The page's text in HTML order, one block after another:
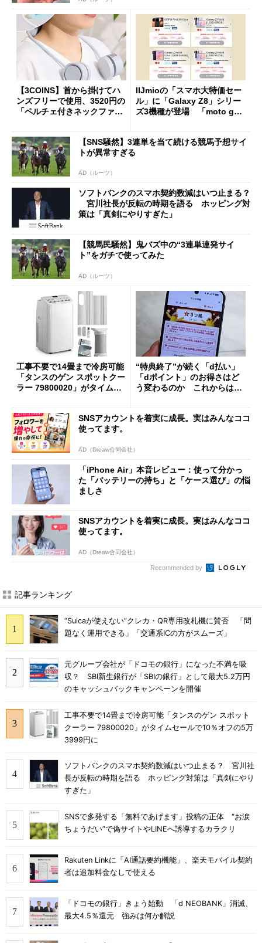
【3COINS】首から掛けてハ
ンズフリーで使用、3520円の
「ペルチェ付きネックファ
IIJmioの「スマホ大特価セー
ル」に「Galaxy Z8」シリー
ズ3機種が登場 「moto g37
【SNS騒然】3連単を当て続ける競馬予想サイ
トが異常すぎる
AD（ルーツ）
ソフトバンクのスマホ契約数減はいつ止まる？
宮川社長が反転の時期を語る ホッピング対
策は「真剣にやりすぎた」
【競馬民騒然】鬼バズ中の“3連単連発サイ
ト”をガチで使ってみた
AD（ルーツ）
工事不要で14畳まで冷房可能
「タンスのゲン スポットクー
ラー 79800020」がタイムセ
“特典終了”が続く「d払い」
「dポイント」のお得さはど
う変わるのか これからは
SNSアカウントを着実に成長。実はみんなココ
使ってます。
AD（Dreaw合同会社）
「iPhone Air」本音レビュー：使って分かっ
た「バッテリーの持ち」と「ケース選び」の悩
ましさ
SNSアカウントを着実に成長。実はみんなココ
使ってます。
AD（Dreaw合同会社）
Recommended by
記事ランキング
“Suicaが使えない”クレカ・QR専用改札機に賛否 「問
題なく運用できる」「交通系ICの方がスムーズ」
元グループ会社が「ドコモの銀行」になった不満を吸
収？ SBI新生銀行が「SBIの銀行」として最大5.2万円
のキャッシュバックキャンペーンを開催
工事不要で14畳まで冷房可能「タンスのゲン スポット
クーラー 79800020」がタイムセールで10％オフの5万
3999円に
ソフトバンクのスマホ契約数減はいつ止まる？ 宮川社
長が反転の時期を語る ホッピング対策は「真剣にやり
すぎた」
SNSで多発する「無料であげます」投稿の正体 “お涙
ちょうだい”で偽サイトやLINEへ誘導するカラクリ
Rakuten Linkに「AI通話要約機能」、楽天モバイル契約
者は追加料金なしで使える
「ドコモの銀行」きょう始動 「d NEOBANK」消滅、
最大4.5％還元 強みは何か解説